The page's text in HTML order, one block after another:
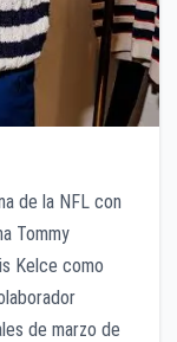
de la NFL con
Tommy
Kelce como
de marzo de